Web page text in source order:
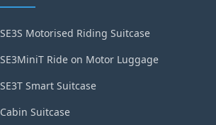
SE3S Motorised Riding Suitcase
SE3MiniT Ride on Motor Luggage
SE3T Smart Suitcase
Cabin Suitcase